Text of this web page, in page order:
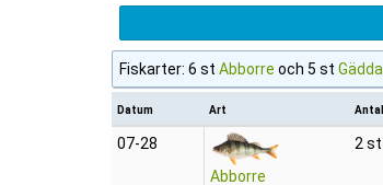
Fiskarter: 6 st Abborre och 5 st Gädda
Datum Art Antal
07‑28
Abborre
2 st